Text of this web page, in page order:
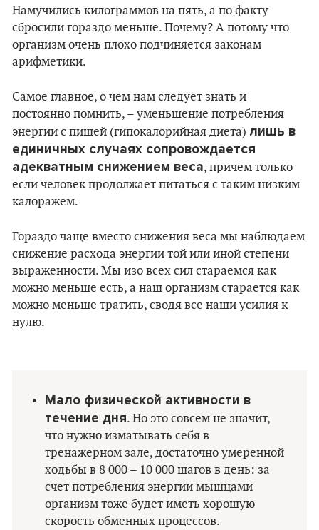
Намучились килограммов на пять, а по факту
сбросили гораздо меньше. Почему? А потому что
организм очень плохо подчиняется законам
арифметики.
Самое главное, о чем нам следует знать и
постоянно помнить, – уменьшение потребления
энергии с пищей (гипокалорийная диета) лишь в
единичных случаях сопровождается
адекватным снижением веса, причем только
если человек продолжает питаться с таким низким
калоражем.
Гораздо чаще вместо снижения веса мы наблюдаем
снижение расхода энергии той или иной степени
выраженности. Мы изо всех сил стараемся как
можно меньше есть, а наш организм старается как
можно меньше тратить, сводя все наши усилия к
нулю.
Мало физической активности в
течение дня. Но это совсем не значит,
что нужно изматывать себя в
тренажерном зале, достаточно умеренной
ходьбы в 8 000 – 10 000 шагов в день: за
счет потребления энергии мышцами
организм тоже будет иметь хорошую
скорость обменных процессов.